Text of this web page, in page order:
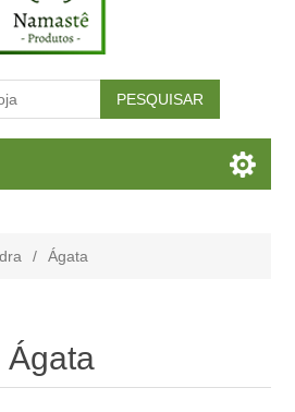
/ Ágata
Ágata